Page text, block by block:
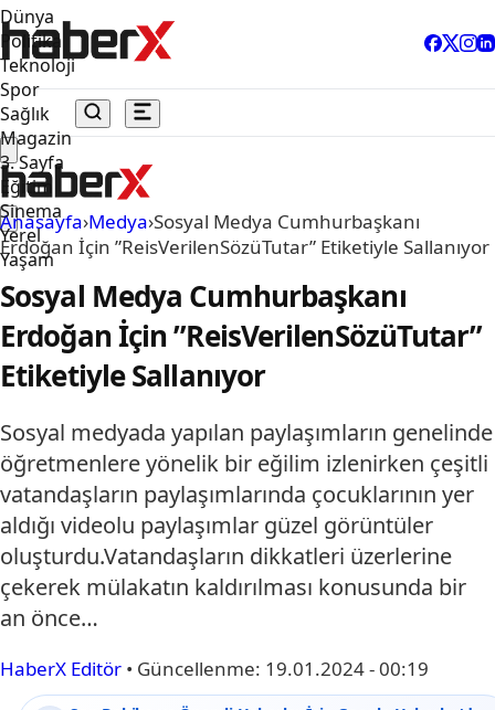
Dünya
Politika
Teknoloji
Spor
Sağlık
Magazin
3. Sayfa
Eğitim
Sinema
Yerel
Yaşam
Anasayfa›Medya›Sosyal Medya Cumhurbaşkanı
Erdoğan İçin ”ReisVerilenSözüTutar” Etiketiyle Sallanıyor
Sosyal Medya Cumhurbaşkanı
Erdoğan İçin ”ReisVerilenSözüTutar”
Etiketiyle Sallanıyor
Sosyal medyada yapılan paylaşımların genelinde
öğretmenlere yönelik bir eğilim izlenirken çeşitli
vatandaşların paylaşımlarında çocuklarının yer
aldığı videolu paylaşımlar güzel görüntüler
oluşturdu.Vatandaşların dikkatleri üzerlerine
çekerek mülakatın kaldırılması konusunda bir
an önce…
HaberX Editör • Güncellenme: 19.01.2024 - 00:19